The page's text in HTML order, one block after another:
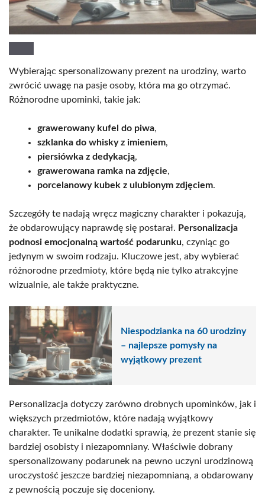
Wybierając spersonalizowany prezent na urodziny, warto
zwrócić uwagę na pasje osoby, która ma go otrzymać.
Różnorodne upominki, takie jak:
grawerowany kufel do piwa,
szklanka do whisky z imieniem,
piersiówka z dedykacją,
grawerowana ramka na zdjęcie,
porcelanowy kubek z ulubionym zdjęciem.
Szczegóły te nadają wręcz magiczny charakter i pokazują,
że obdarowujący naprawdę się postarał. Personalizacja
podnosi emocjonalną wartość podarunku, czyniąc go
jedynym w swoim rodzaju. Kluczowe jest, aby wybierać
różnorodne przedmioty, które będą nie tylko atrakcyjne
wizualnie, ale także praktyczne.
Niespodzianka na 60 urodziny
– najlepsze pomysły na
wyjątkowy prezent
Personalizacja dotyczy zarówno drobnych upominków, jak i
większych przedmiotów, które nadają wyjątkowy
charakter. Te unikalne dodatki sprawią, że prezent stanie się
bardziej osobisty i niezapomniany. Właściwie dobrany
spersonalizowany podarunek na pewno uczyni urodzinową
uroczystość jeszcze bardziej niezapomnianą, a obdarowany
z pewnością poczuje się doceniony.